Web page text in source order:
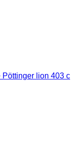
Pöttinger lion 403 c